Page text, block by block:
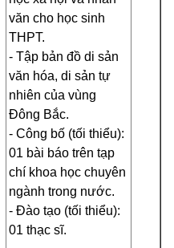
văn cho học sinh
THPT.
- Tập bản đồ di sản
văn hóa, di sản tự
nhiên của vùng
Đông Bắc.
- Công bố (tối thiểu):
01 bài báo trên tạp
chí khoa học chuyên
ngành trong nước.
- Đào tạo (tối thiểu):
01 thạc sĩ.